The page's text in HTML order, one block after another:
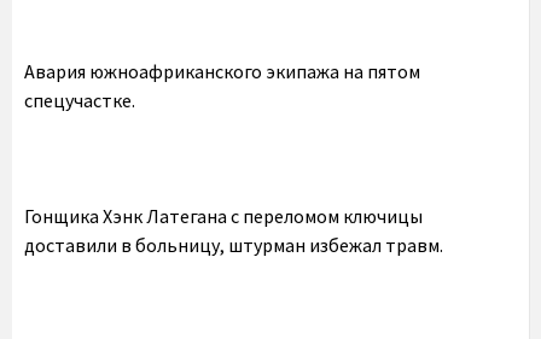
Авария южноафриканского экипажа на пятом
спецучастке.
Гонщика Хэнк Латегана с переломом ключицы
доставили в больницу, штурман избежал травм.